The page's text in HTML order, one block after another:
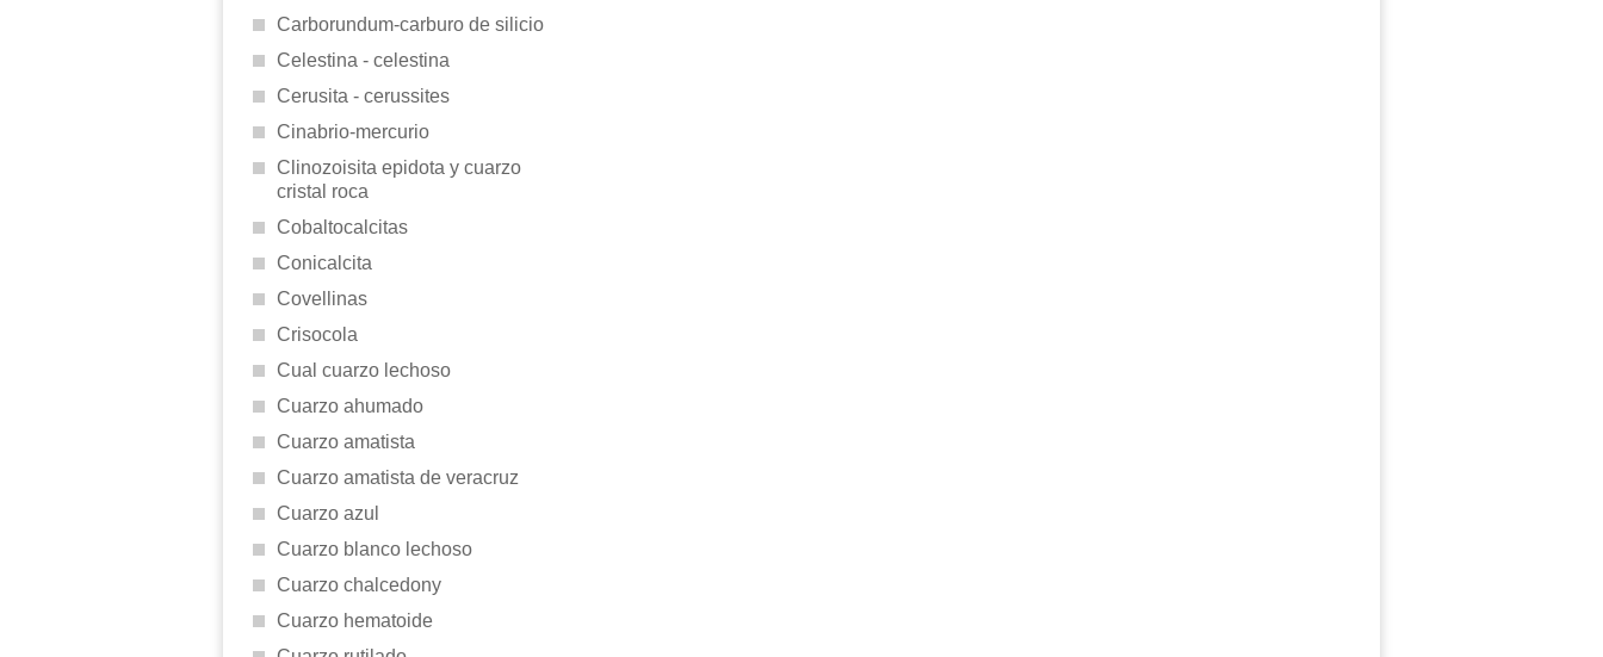
Carborundum-carburo de silicio
Celestina - celestina
Cerusita - cerussites
Cinabrio-mercurio
Clinozoisita epidota y cuarzo
cristal roca
Cobaltocalcitas
Conicalcita
Covellinas
Crisocola
Cual cuarzo lechoso
Cuarzo ahumado
Cuarzo amatista
Cuarzo amatista de veracruz
Cuarzo azul
Cuarzo blanco lechoso
Cuarzo chalcedony
Cuarzo hematoide